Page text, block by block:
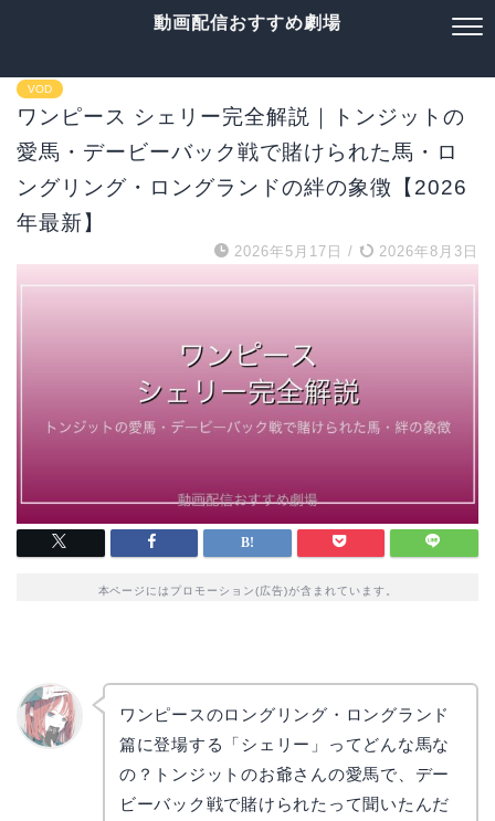
動画配信おすすめ劇場
VOD
ワンピース シェリー完全解説｜トンジットの
愛馬・デービーバック戦で賭けられた馬・ロ
ングリング・ロングランドの絆の象徴【2026
年最新】
2026年5月17日 / 2026年8月3日
本ページにはプロモーション(広告)が含まれています。
ワンピースのロングリング・ロングランド
篇に登場する「シェリー」ってどんな馬な
の？トンジットのお爺さんの愛馬で、デー
ビーバック戦で賭けられたって聞いたんだ